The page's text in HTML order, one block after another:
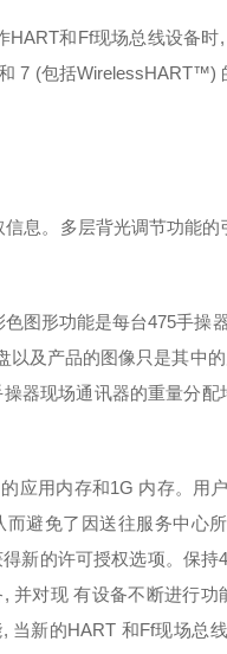
和Ff现场总线设备时
7 (包括WirelessHART™)
息。多层背光调节功能的
图形功能是每台475手操
以及产品的图像只是其中
器现场通讯器的重量分配
应用内存和1G 内存。用
避免了因送往服务中心
新的许可授权选项。保持
并对现 有设备不断进行功
当新的HART 和Ff现场总